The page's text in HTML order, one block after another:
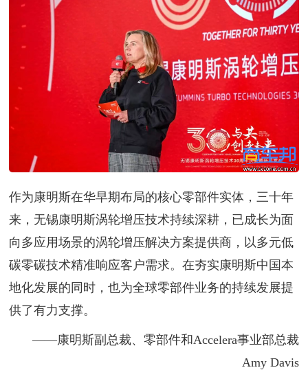
作为康明斯在华早期布局的核心零部件实体，三十年
来，无锡康明斯涡轮增压技术持续深耕，已成长为面
向多应用场景的涡轮增压解决方案提供商，以多元低
碳零碳技术精准响应客户需求。在夯实康明斯中国本
地化发展的同时，也为全球零部件业务的持续发展提
供了有力支撑。
——康明斯副总裁、零部件和Accelera事业部总裁
Amy Davis